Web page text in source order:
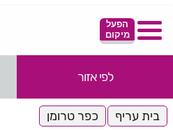
הפעל
מיקום
לפי אזור
בית עריף כפר טרומן